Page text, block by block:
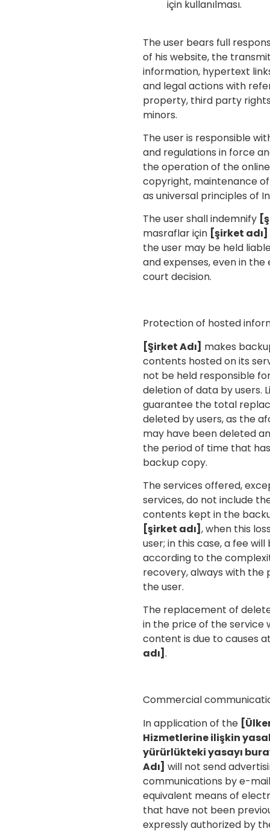
için kullanılması.
The user bears full
of his website, the
information, hypertext
and legal actions with
property, third party
minors.
The user is responsible
and regulations in force
the operation of the
copyright, maintenance
as universal principles of
The user shall indemnify
masraflar için [şirket adı]
the user may be held
and expenses, even in
court decision.
Protection of hosted
[Şirket Adı] makes
contents hosted on its
not be held responsible
deletion of data by users.
guarantee the total
deleted by users, as the
may have been deleted
the period of time that
backup copy.
The services offered,
services, do not include
contents kept in the
[şirket adı] , when this
user; in this case, a fee
according to the
recovery, always with
the user.
The replacement of
in the price of the service
content is due to causes
adı] .
Commercial
In application of the
Hizmetlerine ilişkin
yürürlükteki yasayı
Adı] will not send
communications by e-
equivalent means of
that have not been
expressly authorized by